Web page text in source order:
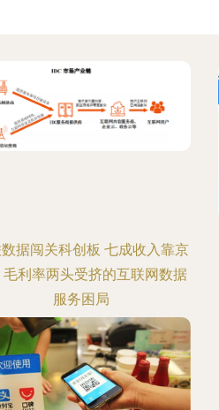
据闯关科创板 七成收入靠京
毛利率两头受挤的互联网数据
服务困局